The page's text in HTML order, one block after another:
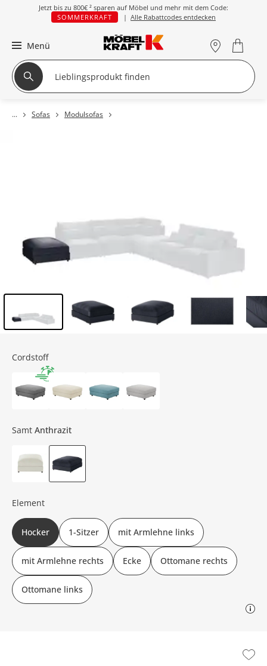
Jetzt bis zu 800€ ² sparen auf Möbel und mehr mit dem Code:
SOMMERKRAFT
| Alle Rabattcodes entdecken
Menü
Sofas Modulsofas
Cordstoff
Samt Anthrazit
Element
Hocker 1-Sitzer mit Armlehne links
mit Armlehne rechts Ecke Ottomane rechts
Ottomane links